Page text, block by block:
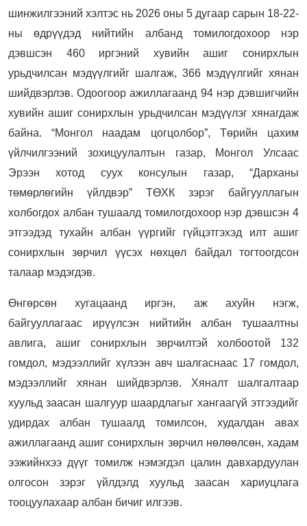
шинжилгээний хэлтэс нь 2026 оны 5 дугаар сарын 18-22-
ны өдрүүдэд нийтийн албанд томилогдохоор нэр
дэвшсэн 460 иргэний хувийн ашиг сонирхлын
урьдчилсан мэдүүлгийг шалгаж, 366 мэдүүлгийг хянан
шийдвэрлэв. Одоогоор ажиллагаанд 94 нэр дэвшигчийн
хувийн ашиг сонирхлын урьдчилсан мэдүүлэг хянагдаж
байна. “Монгол наадам цогцолбор”, Төрийн цахим
үйлчилгээний зохицуулалтын газар, Монгол Улсаас
Эрээн хотод суух консулын газар, “Дарханы
төмөрлөгийн үйлдвэр” ТӨХК зэрэг байгууллагын
холбогдох албан тушаалд томилогдохоор нэр дэвшсэн 4
этгээдэд тухайн албан үүргийг гүйцэтгэхэд илт ашиг
сонирхлын зөрчил үүсэх нөхцөл байдал тогтоогдсон
талаар мэдэгдэв.
Өнгөрсөн хугацаанд иргэн, аж ахуйн нэгж,
байгууллагаас ирүүлсэн нийтийн албан тушаалтны
авлига, ашиг сонирхлын зөрчилтэй холбоотой 132
гомдол, мэдээллийг хүлээн авч шалгаснаас 17 гомдол,
мэдээллийг хянан шийдвэрлэв. Хяналт шалгалтаар
хуульд заасан шалгуур шаардлагыг хангаагүй этгээдийг
удирдах албан тушаалд томилсон, худалдан авах
ажиллагаанд ашиг сонирхлын зөрчил нөлөөлсөн, хадам
ээжийнхээ дүүг томилж нэмэгдэл цалин давхардуулан
олгосон зэрэг үйлдэлд хуульд заасан хариуцлага
тооцуулахаар албан бичиг илгээв.